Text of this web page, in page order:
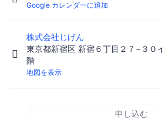
Google カレンダーに追加
株式会社じげん
東京都新宿区 新宿６丁目２７−３０
階
地図を表示
申し込む